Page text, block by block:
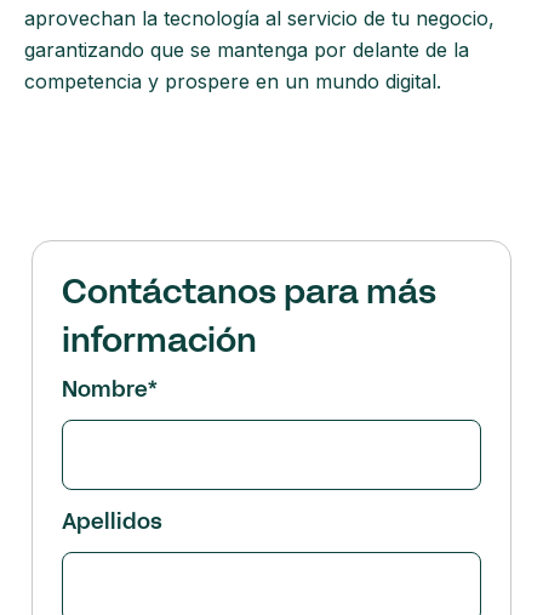
aprovechan la tecnología al servicio de tu negocio,
garantizando que se mantenga por delante de la
competencia y prospere en un mundo digital.
Contáctanos para más
información
Nombre*
Apellidos